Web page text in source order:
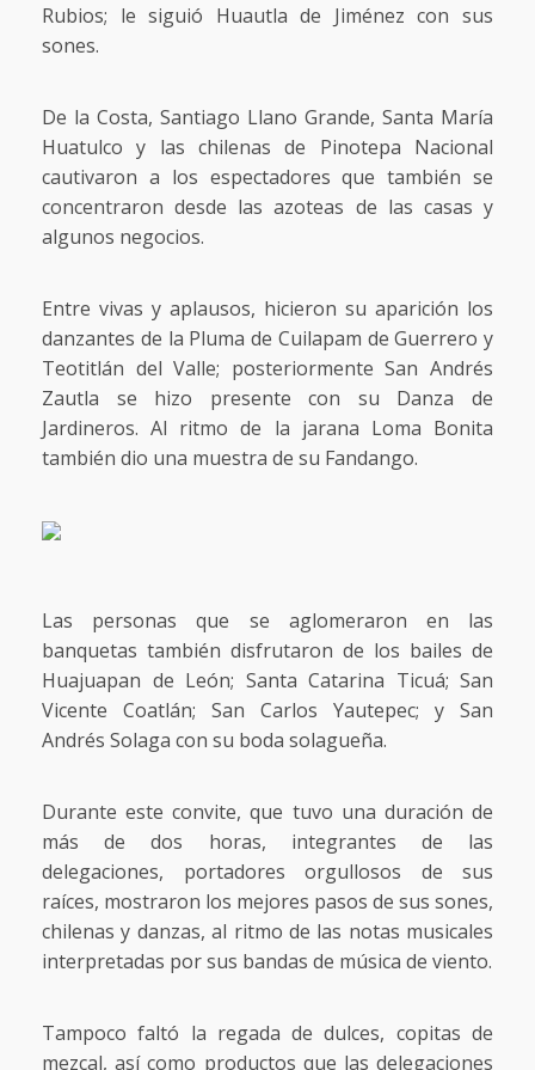
Rubios; le siguió Huautla de Jiménez con sus
sones.
De la Costa, Santiago Llano Grande, Santa María
Huatulco y las chilenas de Pinotepa Nacional
cautivaron a los espectadores que también se
concentraron desde las azoteas de las casas y
algunos negocios.
Entre vivas y aplausos, hicieron su aparición los
danzantes de la Pluma de Cuilapam de Guerrero y
Teotitlán del Valle; posteriormente San Andrés
Zautla se hizo presente con su Danza de
Jardineros. Al ritmo de la jarana Loma Bonita
también dio una muestra de su Fandango.
Las personas que se aglomeraron en las
banquetas también disfrutaron de los bailes de
Huajuapan de León; Santa Catarina Ticuá; San
Vicente Coatlán; San Carlos Yautepec; y San
Andrés Solaga con su boda solagueña.
Durante este convite, que tuvo una duración de
más de dos horas, integrantes de las
delegaciones, portadores orgullosos de sus
raíces, mostraron los mejores pasos de sus sones,
chilenas y danzas, al ritmo de las notas musicales
interpretadas por sus bandas de música de viento.
Tampoco faltó la regada de dulces, copitas de
mezcal, así como productos que las delegaciones